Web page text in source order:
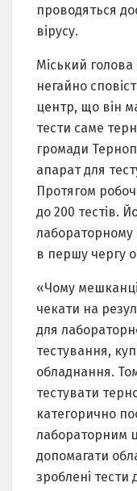
проводяться
вірусу.
Міський
негайно
центр, що він
тести саме
громади
апарат для
Протягом
до 200 тестів.
лабораторному
в першу чергу
«Чому
чекати на
для
тестування,
обладнання.
тестувати
категорично
лабораторним
допомагати
зроблені тести